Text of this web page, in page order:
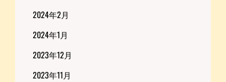
2024年2月
2024年1月
2023年12月
2023年11月